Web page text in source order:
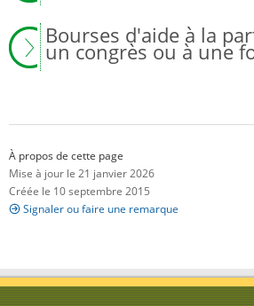
Bourses d'aide à la
un congrès ou à une
À propos de cette page
Mise à jour le 21 janvier 2026
Créée le 10 septembre 2015
Signaler ou faire une remarque